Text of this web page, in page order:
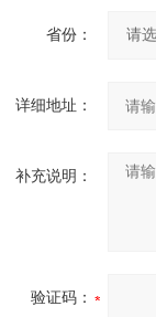
省份：
详细地址：
补充说明：
验证码：